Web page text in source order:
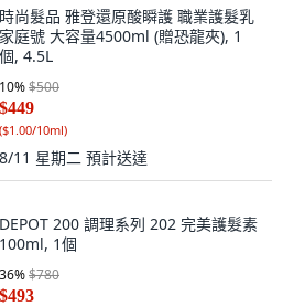
時尚髮品 雅登還原酸瞬護 職業護髮乳
家庭號 大容量4500ml (贈恐龍夾), 1
個, 4.5L
10%$500
$449
($1.00/10ml)
8/11 星期二 預計送達
DEPOT 200 調理系列 202 完美護髮素
100ml, 1個
36%$780
$493